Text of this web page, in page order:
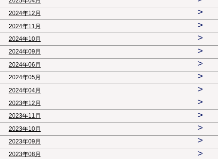
2024年12月 >
2024年11月 >
2024年10月 >
2024年09月 >
2024年06月 >
2024年05月 >
2024年04月 >
2023年12月 >
2023年11月 >
2023年10月 >
2023年09月 >
2023年08月 >